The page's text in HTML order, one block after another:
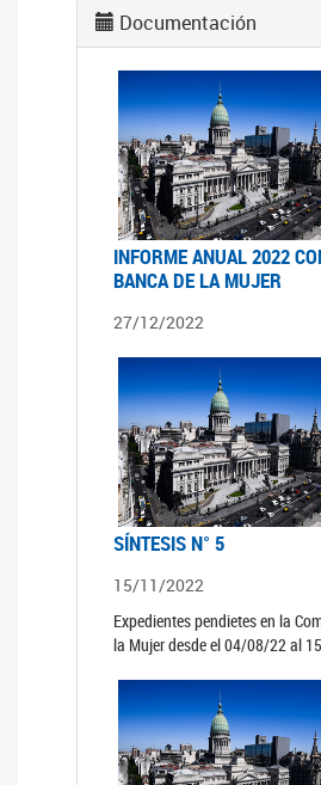
Documentación
INFORME ANUAL 2022
BANCA DE LA MUJER
27/12/2022
SÍNTESIS N° 5
15/11/2022
Expedientes pendietes en la
la Mujer desde el 04/08/22 al